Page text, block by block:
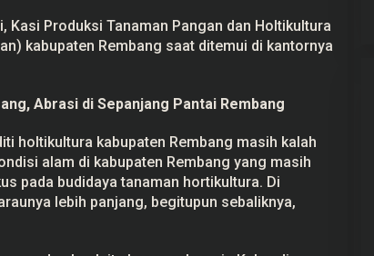
Kasi Produksi Tanaman Pangan dan Holtikultura
kabupaten Rembang saat ditemui di kantornya
Abrasi di Sepanjang Pantai Rembang
holtikultura kabupaten Rembang masih kalah
alam di kabupaten Rembang yang masih
pada budidaya tanaman hortikultura. Di
lebih panjang, begitupun sebaliknya,